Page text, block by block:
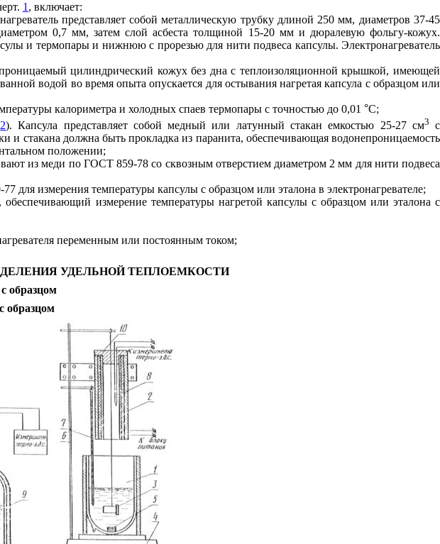
1 , включает:
представляет собой металлическую трубку длиной 250 мм, диаметров 37-45
0,7 мм, затем слой асбеста толщиной 15-20 мм и дюралевую фольгу-кожух.
и термопары и нижнюю с прорезью для нити подвеса капсулы. Электронагреватель
цилиндрический кожух без дна с теплоизоляционной крышкой, имеющей
водой во время опыта опускается для остывания нагретая капсула с образцом или
калориметра и холодных спаев термопары с точностью до 0,01 °С;
2). Капсула представляет собой медный или латунный стакан емкостью 25-27 см3 с
должна быть прокладка из паранита, обеспечивающая водонепроницаемость
положении;
из меди по ГОСТ 859-78 со сквозным отверстием диаметром 2 мм для нити подвеса
измерения температуры капсулы с образцом или эталона в электронагревателе;
измерение температуры нагретой капсулы с образцом или эталона с
переменным или постоянным током;
УДЕЛЬНОЙ ТЕПЛОЕМКОСТИ
образцом
образцом